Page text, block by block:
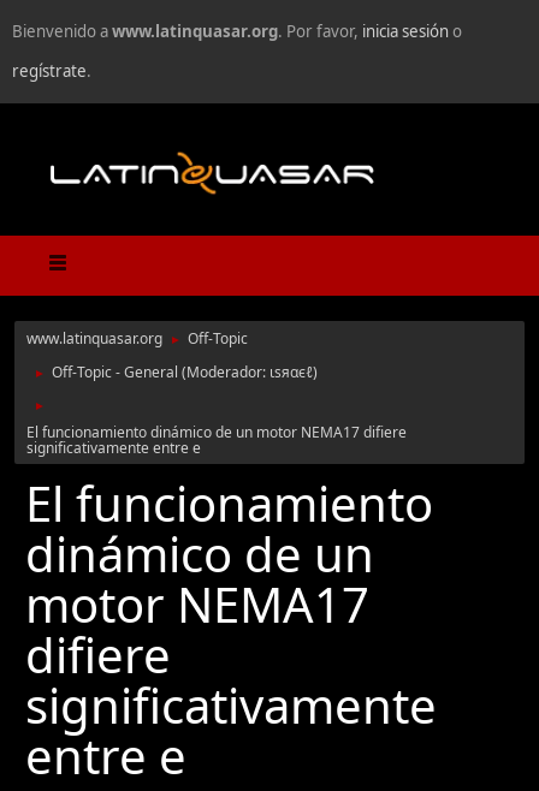
Bienvenido awww.latinquasar.org. Por favor, inicia sesióno
regístrate.
www.latinquasar.org ► Off-Topic
► Off-Topic - General (Moderador: ιѕяαєℓ)
►
El funcionamiento dinámico de un motor NEMA17 difiere
significativamente entre e
El funcionamiento
dinámico de un
motor NEMA17
difiere
significativamente
entre e